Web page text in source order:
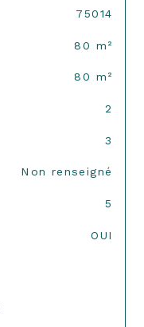
75014
80 m²
80 m²
2
3
Non renseigné
5
OUI